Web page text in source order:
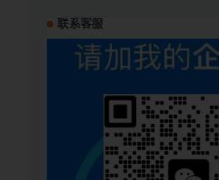
联系客服